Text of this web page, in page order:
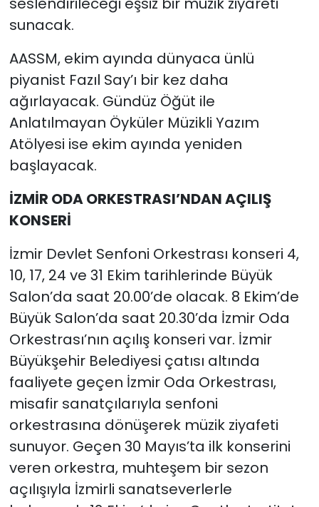
sunacak.
AASSM, ekim ayında dünyaca ünlü
piyanist Fazıl Say’ı bir kez daha
ağırlayacak. Gündüz Öğüt ile
Anlatılmayan Öyküler Müzikli Yazım
Atölyesi ise ekim ayında yeniden
başlayacak.
İZMİR ODA ORKESTRASI’NDAN AÇILIŞ
KONSERİ
İzmir Devlet Senfoni Orkestrası konseri 4,
10, 17, 24 ve 31 Ekim tarihlerinde Büyük
Salon’da saat 20.00’de olacak. 8 Ekim’de
Büyük Salon’da saat 20.30’da İzmir Oda
Orkestrası’nın açılış konseri var. İzmir
Büyükşehir Belediyesi çatısı altında
faaliyete geçen İzmir Oda Orkestrası,
misafir sanatçılarıyla senfoni
orkestrasına dönüşerek müzik ziyafeti
sunuyor. Geçen 30 Mayıs’ta ilk konserini
veren orkestra, muhteşem bir sezon
açılışıyla İzmirli sanatseverlerle